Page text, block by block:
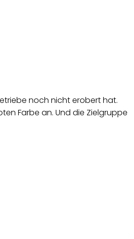
noch nicht erobert hat.
Farbe an. Und die Zielgruppe